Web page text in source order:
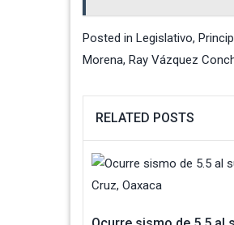
Posted in Legislativo,
Morena, Ray Vázquez
RELATED POSTS